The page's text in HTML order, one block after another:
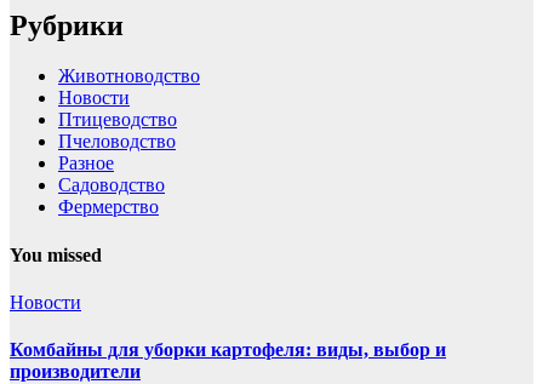
Рубрики
Животноводство
Новости
Птицеводство
Пчеловодство
Разное
Садоводство
Фермерство
You missed
Новости
Комбайны для уборки картофеля: виды, выбор и
производители